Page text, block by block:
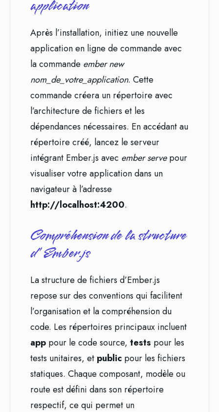
application
Après l’installation, initiez une nouvelle
application en ligne de commande avec
la commande ember new
nom_de_votre_application. Cette
commande créera un répertoire avec
l’architecture de fichiers et les
dépendances nécessaires. En accédant au
répertoire créé, lancez le serveur
intégrant Ember.js avec ember servepour
visualiser votre application dans un
navigateur à l’adresse
http://localhost:4200.
Compréhension de la structure
d’Ember.js
La structure de fichiers d’Ember.js
repose sur des conventions qui facilitent
l’organisation et la compréhension du
code. Les répertoires principaux incluent
apppour le code source, tests pour les
tests unitaires, et publicpour les fichiers
statiques. Chaque composant, modèle ou
route est défini dans son répertoire
respectif, ce qui permet un